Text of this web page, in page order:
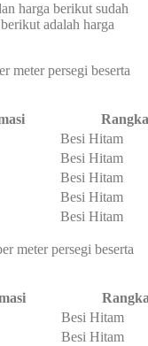
harga berikut sudah
adalah harga
meter persegi beserta
Rangka
Besi Hitam
Besi Hitam
Besi Hitam
Besi Hitam
Besi Hitam
meter persegi beserta
Besi Hitam
Besi Hitam